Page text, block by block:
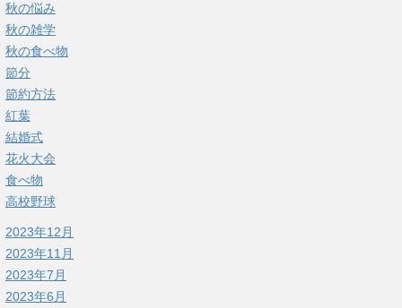
秋の悩み
秋の雑学
秋の食べ物
節分
節約方法
紅葉
結婚式
花火大会
食べ物
高校野球
2023年12月
2023年11月
2023年7月
2023年6月